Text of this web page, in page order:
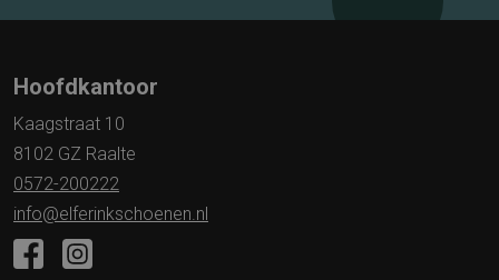
Hoofdkantoor
Kaagstraat 10
8102 GZ Raalte
0572-200222
info@elferinkschoenen.nl